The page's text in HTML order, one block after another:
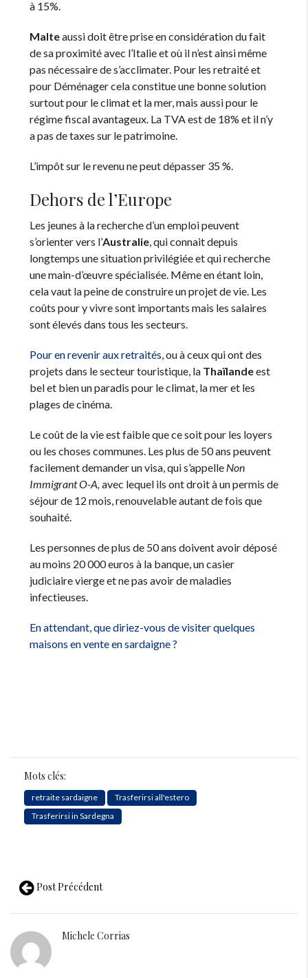
à 15%.
Malteaussi doit être prise en considération du fait
de sa proximité avec l’Italie et où il n’est ainsi même
pas nécessaire de s’acclimater. Pour les retraité et
pour Déménager cela constitue une bonne solution
surtout pour le climat et la mer, mais aussi pour le
régime fiscal avantageux. La TVA est de 18% et il n’y
a pas de taxes sur le patrimoine.
L’impôt sur le revenu ne peut dépasser 35 %.
Dehors de l’Europe
Les jeunes à la recherche d’un emploi peuvent
s’orienter vers l’Australie , qui connait depuis
longtemps une situation privilégiée et qui recherche
une main-d’œuvre spécialisée. Même en étant loin,
cela vaut la peine de construire un projet de vie. Les
coûts pour y vivre sont importants mais les salaires
sont élevés dans tous les secteurs.
Pour en revenir aux retraités, ou à ceux qui ont des
projets dans le secteur touristique, la Thaïlandeest
bel et bien un paradis pour le climat, la mer et les
plages de cinéma.
Le coût de la vie est faible que ce soit pour les loyers
ou les choses communes. Les plus de 50 ans peuvent
facilement demander un visa, qui s’appelle Non
Immigrant O-A, avec lequel ils ont droit à un permis de
séjour de 12 mois, renouvelable autant de fois que
souhaité.
Les personnes de plus de 50 ans doivent avoir déposé
au moins 20 000 euros à la banque, un casier
judiciaire vierge et ne pas avoir de maladies
infectieuses.
En attendant, que diriez-vous de visiter quelques
maisons en vente en sardaigne ?
Mots clés:
retraite sardaigne
Trasferirsi all'estero
Trasferirsi in Sardegna
Post Précédent
Michele Corrias